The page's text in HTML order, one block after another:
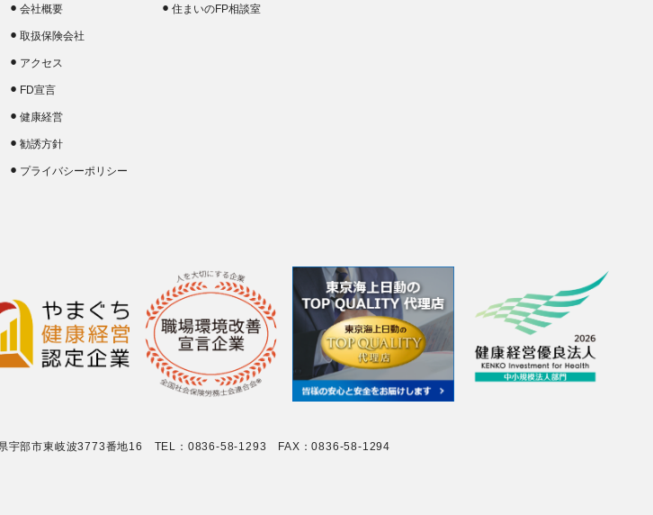
会社概要
取扱保険会社
アクセス
FD宣言
健康経営
勧誘方針
プライバシーポリシー
住まいのFP相談室
宇部市東岐波3773番地16 TEL：0836-58-1293 FAX：0836-58-1294